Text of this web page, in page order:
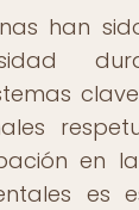
han
en
es